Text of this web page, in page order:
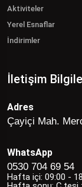
Aktiviteler
Yerel Esnaflar
İndirimler
İletişim
Adres
Çayiçi Mah.
WhatsApp
0530 704 69 54
Hafta içi: 09:00 -